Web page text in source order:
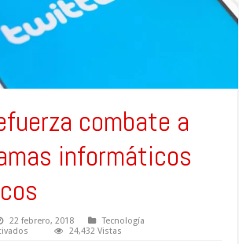
combate a
informáticos
22 febrero, 2018
Tecnología
24,432 Vistas